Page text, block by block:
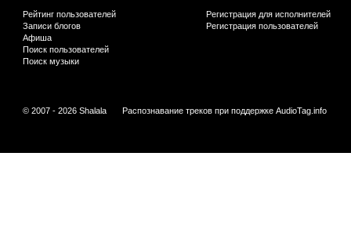
Рейтинг пользователей
Записи блогов
Афиша
Поиск пользователей
Поиск музыки
Регистрация для исполнителей
Регистрация пользователей
© 2007 - 2026 Shalala Распознавание треков при поддержке AudioTag.info